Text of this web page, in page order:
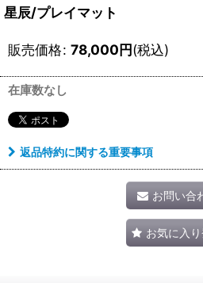
星辰/プレイマット
販売価格: 78,000円(税込)
在庫数なし
返品特約に関する重要事項
お問い合
お気に入